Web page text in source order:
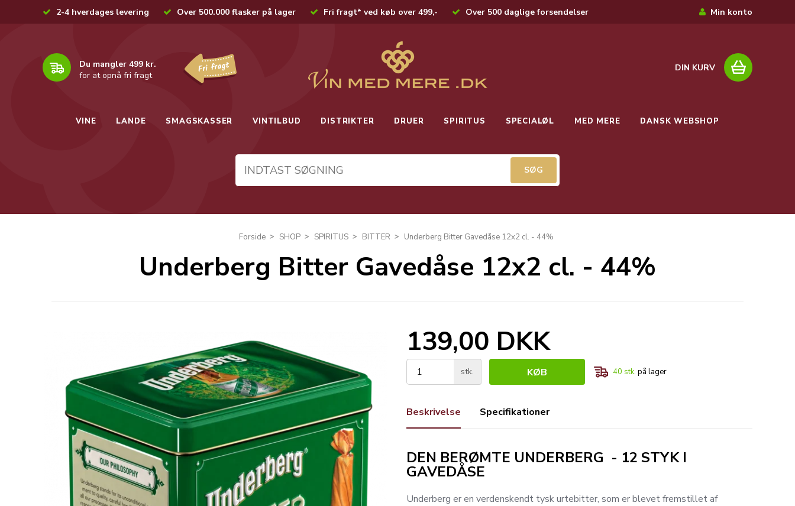
2-4 hverdages levering Over 500.000 flasker på lager Fri fragt* ved køb over 499,- Over 500 daglige forsendelser Min konto
Du mangler 499 kr.
for at opnå fri fragt
DIN KURV
VINE LANDE SMAGSKASSER VINTILBUD DISTRIKTER DRUER SPIRITUS SPECIALØL MED MERE DANSK WEBSHOP
Forside SHOP SPIRITUS BITTER Underberg Bitter Gavedåse 12x2 cl. - 44%
Underberg Bitter Gavedåse 12x2 cl. - 44%
139,00 DKK
stk. KØB 40 stk. på lager
Beskrivelse Specifikationer
DEN BERØMTE UNDERBERG - 12 STYK I
GAVEDÅSE
Underberg er en verdenskendt tysk urtebitter, som er blevet fremstillet af